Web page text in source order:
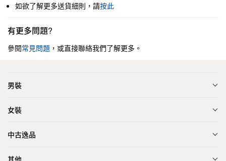
如欲了解更多送貨細則，請按此
有更多問題?
參閱常見問題 ，或直接聯絡我們了解更多。
男裝
女裝
中古逸品
其他